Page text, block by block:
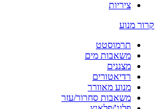
ציריות
קרור מנוע
תרמוסטט
משאבות מים
מצננים
רדיאטורים
מנוע מאוורר
משאבות סחרור/עזר